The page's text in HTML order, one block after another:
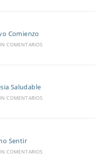
Comienzo
COMENTARIOS
Saludable
COMENTARIOS
Sentir
COMENTARIOS